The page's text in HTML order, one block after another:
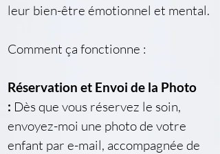
leur bien-être émotionnel et mental.
Comment ça fonctionne :
Réservation et Envoi de la Photo
: Dès que vous réservez le soin,
envoyez-moi une photo de votre
enfant par e-mail, accompagnée de